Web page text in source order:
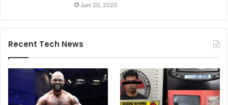
Juni 20, 2020
Recent Tech News